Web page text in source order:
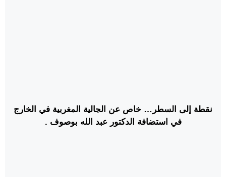
نقطة إلى السطر… خاص عن الجالية المغربية في الخارج
في استضافة الدكتور عبد الله بوصوف .